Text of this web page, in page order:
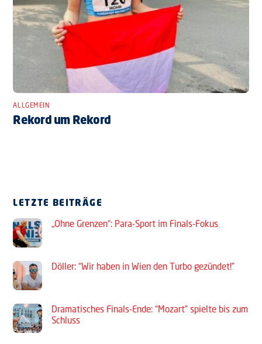
ALLGEMEIN
Rekord um Rekord
LETZTE BEITRÄGE
„Ohne Grenzen“: Para-Sport im Finals-Fokus
Döller: “Wir haben in Wien den Turbo gezündet!”
Dramatisches Finals-Ende: “Mozart” spielte bis zum
Schluss